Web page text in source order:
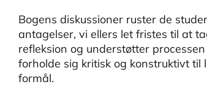
Bogens diskussioner ruster de
antagelser, vi ellers let fristes til at
refleksion og understøtter
forholde sig kritisk og konstruktivt
formål.